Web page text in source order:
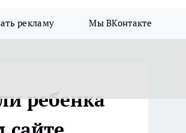
рекламу Мы ВКонтакте
ребенка